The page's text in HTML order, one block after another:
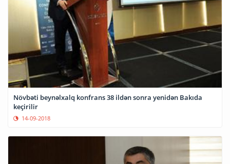
Növbəti beynəlxalq konfrans 38 ildən sonra yenidən Bakıda
keçirilir
14-09-2018